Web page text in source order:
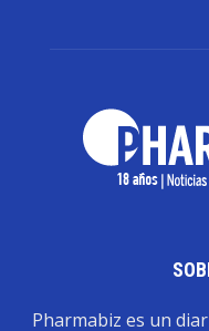
Pharmabiz es un